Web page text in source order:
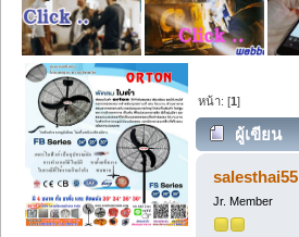
หน้า: [1]
ผู้เขียน
salesthai55
Jr. Member